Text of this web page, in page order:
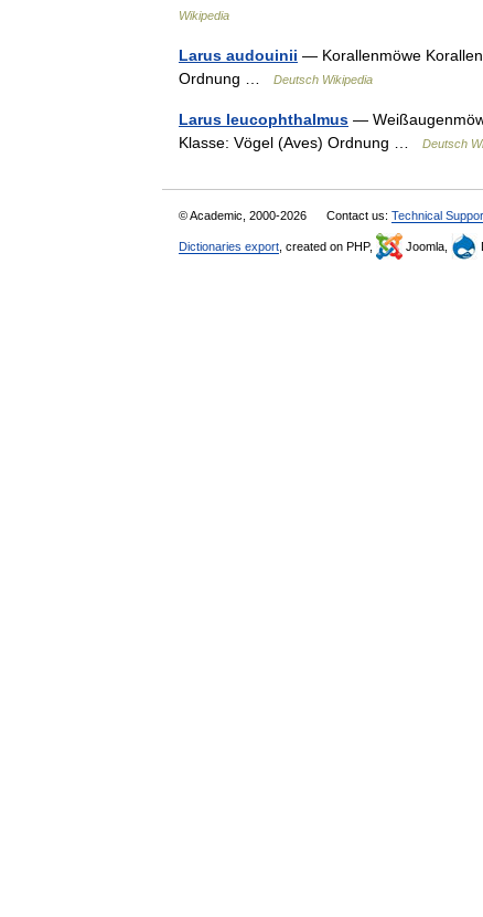
Wikipedia
Larus audouinii — Korallenmöwe
Ordnung …
Deutsch Wikipedia
Larus leucophthalmus —
Klasse: Vögel (Aves) Ordnung …
Deutsch
© Academic, 2000-2026 Contact us: Technical
Dictionaries export , created on PHP, Joomla,